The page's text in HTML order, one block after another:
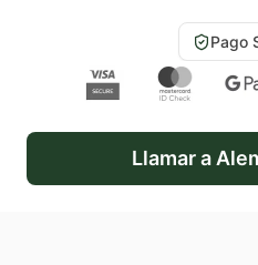
Pago
Llamar a